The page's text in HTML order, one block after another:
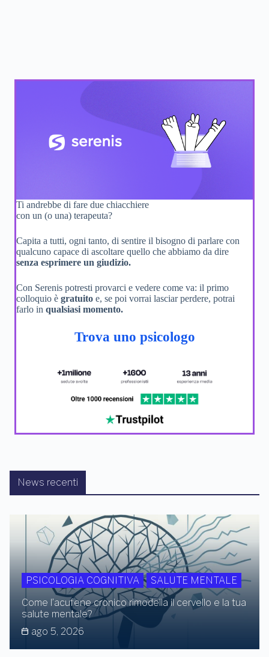
Ti andrebbe di fare due chiacchiere
con un (o una) terapeuta?
Capita a tutti, ogni tanto, di sentire il bisogno di parlare con
qualcuno capace di ascoltare quello che abbiamo da dire
senza esprimere un giudizio.
Con Serenis potresti provarci e vedere come va: il primo
colloquio è gratuito e, se poi vorrai lasciar perdere, potrai
farlo in qualsiasi momento.
Trova uno psicologo
News recenti
PSICOLOGIA COGNITIVA
SALUTE MENTALE
Come l’acufene cronico rimodella il cervello e la tua
salute mentale?
ago 5, 2026